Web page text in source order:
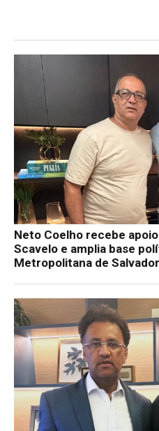
Neto Coelho recebe
Scavelo e amplia base
Metropolitana de Salvador